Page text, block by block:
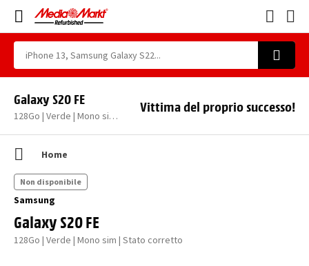
Galaxy S20 FE
128Go | Verde | Mono sim | Stato corretto
Vittima del proprio successo!
Home
Samsung
Galaxy S20 FE
128Go | Verde | Mono sim | Stato corretto
Non disponibile